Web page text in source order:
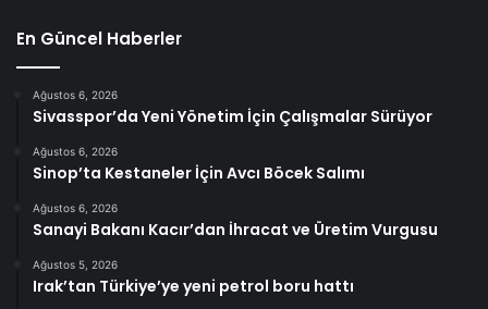
En Güncel Haberler
Ağustos 6, 2026
Sivasspor’da Yeni Yönetim İçin Çalışmalar Sürüyor
Ağustos 6, 2026
Sinop’ta Kestaneler İçin Avcı Böcek Salımı
Ağustos 6, 2026
Sanayi Bakanı Kacır’dan İhracat ve Üretim Vurgusu
Ağustos 5, 2026
Irak’tan Türkiye’ye yeni petrol boru hattı